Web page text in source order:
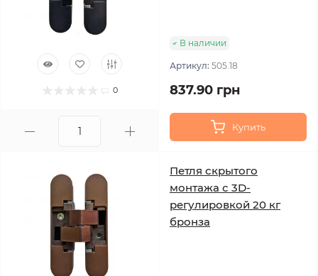
0
В наличии
Артикул: 505.18
837.90 грн
Купить
Петля скрытого
монтажа с 3D-
регулировкой 20 кг
бронза